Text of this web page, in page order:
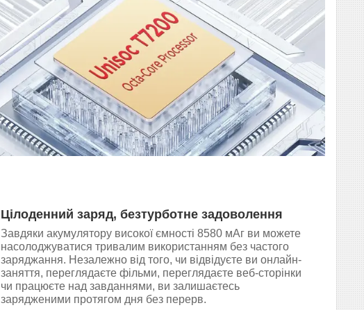
Цілоденний заряд, безтурботне задоволення
Завдяки акумулятору високої ємності 8580 мАг ви можете
насолоджуватися тривалим використанням без частого
заряджання. Незалежно від того, чи відвідуєте ви онлайн-
заняття, переглядаєте фільми, переглядаєте веб-сторінки
чи працюєте над завданнями, ви залишаєтесь
зарядженими протягом дня без перерв.